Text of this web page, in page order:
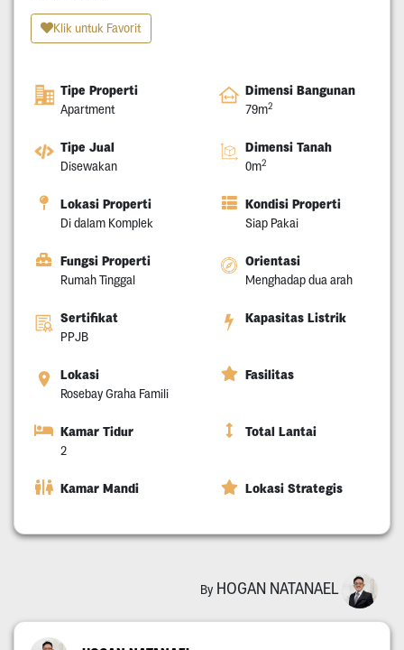
Klik untuk Favorit
Tipe Properti
Apartment
Dimensi Bangunan
79m2
Tipe Jual
Disewakan
Dimensi Tanah
0m2
Lokasi Properti
Di dalam Komplek
Kondisi Properti
Siap Pakai
Fungsi Properti
Rumah Tinggal
Orientasi
Menghadap dua arah
Sertifikat
PPJB
Kapasitas Listrik
Lokasi
Rosebay Graha Famili
Fasilitas
Kamar Tidur
2
Total Lantai
Kamar Mandi Lokasi Strategis
By HOGAN NATANAEL